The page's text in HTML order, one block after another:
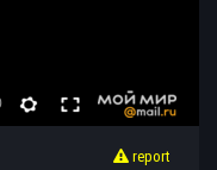
report